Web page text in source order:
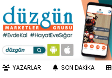
YAZARLAR SON DAKİKA